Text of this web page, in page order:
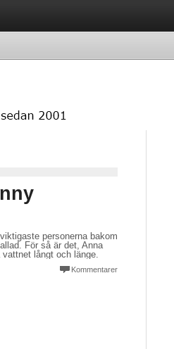
personerna bakom
För så är det, Anna
långt och länge.
Kommentarer